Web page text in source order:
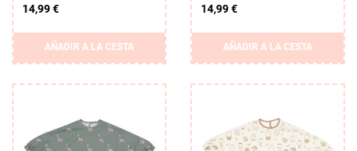
14,99 €
AÑADIR A LA CESTA
14,99 €
AÑADIR A LA CESTA